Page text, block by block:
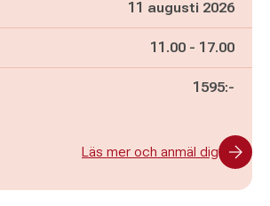
11 augusti 2026
Pågår mellan
11.00 - och
17.00
1595:-
Läs mer och anmäl dig